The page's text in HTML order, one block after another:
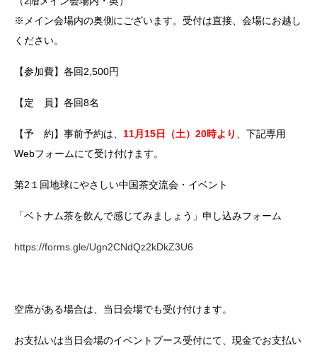
※メイン会場内の奥側にございます。受付は直接、会場にお越し
ください。
【参加費】各回2,500円
【定 員】各回8名
【予 約】事前予約は、 11月15日（土）20時より
、下記専用
Webフォームにて受け付けます。
第2１回地球にやさしい中国茶交流会・イベント
「ベトナム茶を飲んで感じてみましょう」申し込みフォーム
https://forms.gle/Ugn2CNdQz2kDkZ3U6
空席がある場合は、当日会場でも受け付けます。
お支払いは当日会場のイベントブース受付にて、現金でお支払い